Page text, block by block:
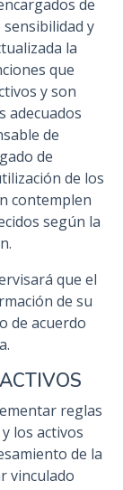
de
y
la
que
y son
adecuados
de
de
de los
contemplen
según la
que el
de su
de acuerdo
reglas
los activos
de la
vinculado